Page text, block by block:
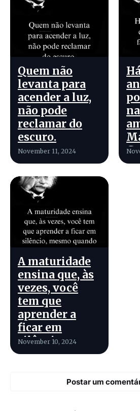
Quem não
levanta para
acender a luz,
não pode
reclamar do
escuro.
November 11, 2024
A maturidade
ensina que, às
vezes, você
tem que
aprender a
ficar em
silêncio,
mesmo quando
muito a dizer.
November 10, 2024
Postar um